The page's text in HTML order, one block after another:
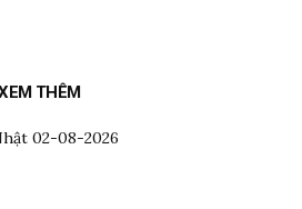
THÊM
02-08-2026